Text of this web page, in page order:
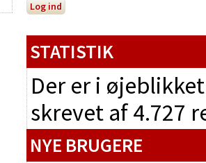
STATISTIK
Der er i
skrevet af 4.727
NYE BRUGERE